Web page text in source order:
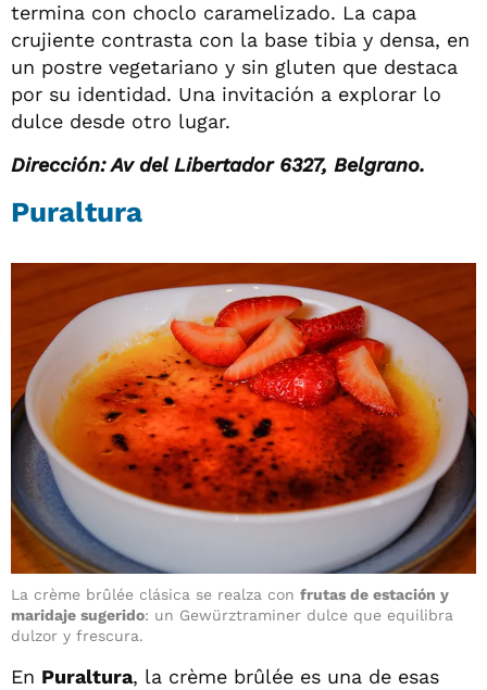
termina con choclo caramelizado. La capa
crujiente contrasta con la base tibia y densa, en
un postre vegetariano y sin gluten que destaca
por su identidad. Una invitación a explorar lo
dulce desde otro lugar.
Dirección: Av del Libertador 6327, Belgrano.
Puraltura
La crème brûlée clásica se realza con frutas de estación y
maridaje sugerido: un Gewürztraminer dulce que equilibra
dulzor y frescura.
En Puraltura, la crème brûlée es una de esas